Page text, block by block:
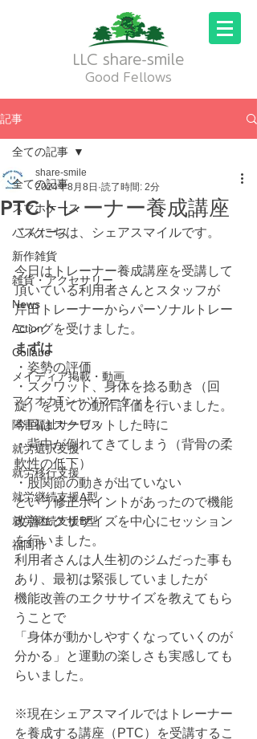
LLC share-smile
Good Fellows
記事
全ての記事
スマホケース
パスケース
新作雑貨
雑貨・アクセサリー
News
Action
Collabo
メイディア掲載・動画
フクオカTシャツマーケット
障害福祉サービス
就労選択支援
就労移行支援
就労継続支援A型
就労継続支援B型
福岡市
全ての記事
PTCトレーナー養成講座
share-smile
2024年8月8日 読了時間: 2分
こんにちは、シェアスマイルです。
今日はトレーナー養成講座を受講して
頂いている利用者さんとスタッフが
芹田トレーナーからパーソナルトレー
ニングを受けました。
まずは
・姿勢の評価
・スクワット、身体を捻る動き（回
旋）を見ての動作評価を行いました。
今回はスクワットした時に
・背中が倒れてきてしまう（背骨の柔
軟性の低下）
・股関節の動きが出ていない
という修正ポイントがあったので機能
改善エクササイズを中心にセッション
を行いました。
利用者さんは人生初のジムだった事も
あり、最初は緊張していましたが
機能改善のエクササイズを教えてもら
うことで
「身体が動かしやすくなっていくのが
分かる」と運動の楽しさも実感しても
らいました。
※現在シェアスマイルではトレーナー
を養成する講座（PTC）を受講するこ